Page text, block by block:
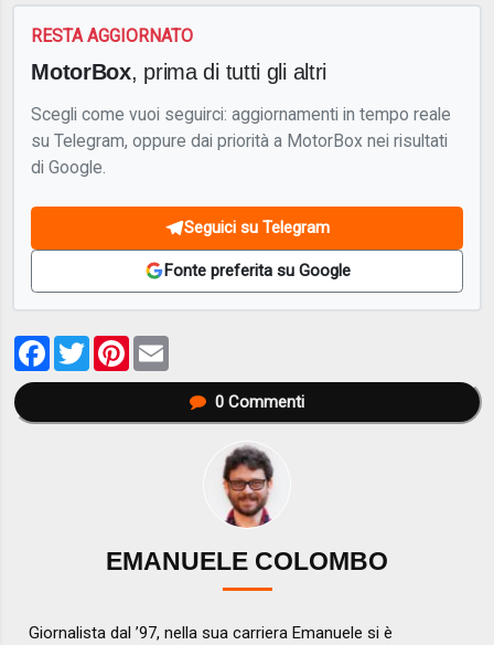
RESTA AGGIORNATO
MotorBox, prima di tutti gli altri
Scegli come vuoi seguirci: aggiornamenti in tempo reale
su Telegram, oppure dai priorità a MotorBox nei risultati
di Google.
Seguici su Telegram
Fonte preferita su Google
Facebook
TwitterPinterest
0Commenti
EMANUELE COLOMBO
Giornalista dal ’97, nella sua carriera Emanuele si è